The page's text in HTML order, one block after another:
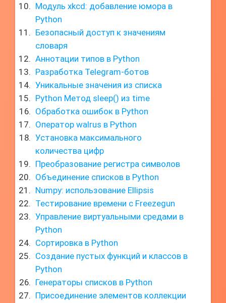
Модуль xkcd: добавление юмора в
Python
Безопасный доступ к значениям
словаря
Аннотации типов в Python
Разработка Telegram-ботов
Уникальные значения из списка
Python Метод sleep() из time
Обработка ошибок в Python
Оператор walrus в Python
Установка максимального
количества цифр
Преобразование регистра символов
Объединение списков в Python
Numpy: использование Ellipsis
Тестирование времени с Freezegun
Управление виртуальными средами в
Python
Сортировка в Python
Создание пустых функций и классов в
Python
Генераторы списков в Python
Присоединение элементов коллекции